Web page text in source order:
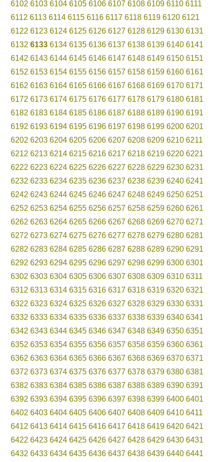
6102 6103 6104 6105 6106 6107 6108 6109 6110 6111
6112 6113 6114 6115 6116 6117 6118 6119 6120 6121
6122 6123 6124 6125 6126 6127 6128 6129 6130 6131
6132 6133 6134 6135 6136 6137 6138 6139 6140 6141
6142 6143 6144 6145 6146 6147 6148 6149 6150 6151
6152 6153 6154 6155 6156 6157 6158 6159 6160 6161
6162 6163 6164 6165 6166 6167 6168 6169 6170 6171
6172 6173 6174 6175 6176 6177 6178 6179 6180 6181
6182 6183 6184 6185 6186 6187 6188 6189 6190 6191
6192 6193 6194 6195 6196 6197 6198 6199 6200 6201
6202 6203 6204 6205 6206 6207 6208 6209 6210 6211
6212 6213 6214 6215 6216 6217 6218 6219 6220 6221
6222 6223 6224 6225 6226 6227 6228 6229 6230 6231
6232 6233 6234 6235 6236 6237 6238 6239 6240 6241
6242 6243 6244 6245 6246 6247 6248 6249 6250 6251
6252 6253 6254 6255 6256 6257 6258 6259 6260 6261
6262 6263 6264 6265 6266 6267 6268 6269 6270 6271
6272 6273 6274 6275 6276 6277 6278 6279 6280 6281
6282 6283 6284 6285 6286 6287 6288 6289 6290 6291
6292 6293 6294 6295 6296 6297 6298 6299 6300 6301
6302 6303 6304 6305 6306 6307 6308 6309 6310 6311
6312 6313 6314 6315 6316 6317 6318 6319 6320 6321
6322 6323 6324 6325 6326 6327 6328 6329 6330 6331
6332 6333 6334 6335 6336 6337 6338 6339 6340 6341
6342 6343 6344 6345 6346 6347 6348 6349 6350 6351
6352 6353 6354 6355 6356 6357 6358 6359 6360 6361
6362 6363 6364 6365 6366 6367 6368 6369 6370 6371
6372 6373 6374 6375 6376 6377 6378 6379 6380 6381
6382 6383 6384 6385 6386 6387 6388 6389 6390 6391
6392 6393 6394 6395 6396 6397 6398 6399 6400 6401
6402 6403 6404 6405 6406 6407 6408 6409 6410 6411
6412 6413 6414 6415 6416 6417 6418 6419 6420 6421
6422 6423 6424 6425 6426 6427 6428 6429 6430 6431
6432 6433 6434 6435 6436 6437 6438 6439 6440 6441